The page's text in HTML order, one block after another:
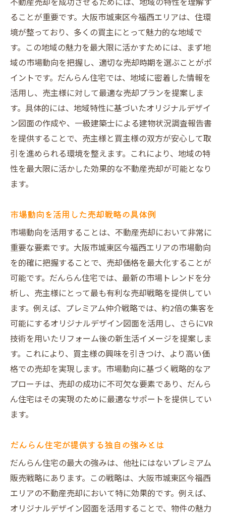
不動産売却を成功させるためには、地域の特性を理解す
ることが重要です。大阪市城東区今福西エリアは、住環
境が整っており、多くの買主にとって魅力的な地域で
す。この地域の魅力を最大限に活かすためには、まず地
域の市場動向を把握し、適切な売却時期を選ぶことがポ
イントです。だんらん住宅では、地域に密着した情報を
活用し、売主様に対して最適な売却プランを提案しま
す。具体的には、地域特性に基づいたオリジナルデザイ
ン図面の作成や、一級建築士による建物状況調査報告書
を提供することで、売主様と買主様の双方が安心して取
引を進められる環境を整えます。これにより、地域の特
性を最大限に活かした効果的な不動産売却が可能となり
ます。
市場動向を活用した売却戦略の具体例
市場動向を活用することは、不動産売却において非常に
重要な要素です。大阪市城東区今福西エリアの市場動向
を的確に把握することで、売却価格を最大化することが
可能です。だんらん住宅では、最新の市場トレンドを分
析し、売主様にとって最も有利な売却戦略を提供してい
ます。例えば、プレミアム仲介戦略では、約2倍の集客を
可能にするオリジナルデザイン図面を活用し、さらにVR
技術を用いたリフォーム後の新生活イメージを提案しま
す。これにより、買主様の興味を引きつけ、より高い価
格での売却を実現します。市場動向に基づく戦略的なア
プローチは、売却の成功に不可欠な要素であり、だんら
ん住宅はその実現のために最適なサポートを提供してい
ます。
だんらん住宅が提供する独自の強みとは
だんらん住宅の最大の強みは、他社にはないプレミアム
販売戦略にあります。この戦略は、大阪市城東区今福西
エリアの不動産売却において特に効果的です。例えば、
オリジナルデザイン図面を活用することで、物件の魅力